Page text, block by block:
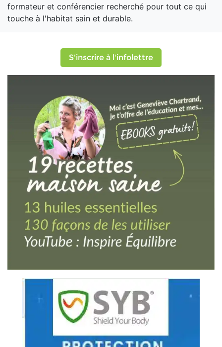
formateur et conférencier recherché pour tout ce qui
touche à l'habitat sain et durable.
S'inscrire à l'infolettre